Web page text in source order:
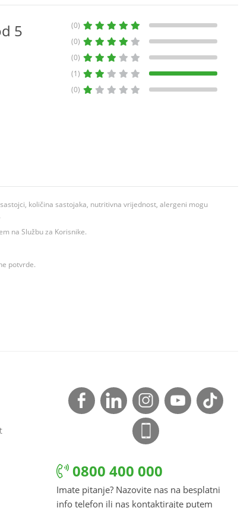
5
(0)
(0)
(0)
(1)
(0)
količina sastojaka, nutritivna vrijednost, alergeni mogu
na Službu za Korisnike.
potvrde.
0800 400 000
Imate pitanje? Nazovite nas na besplatni
info telefon ili nas kontaktirajte putem